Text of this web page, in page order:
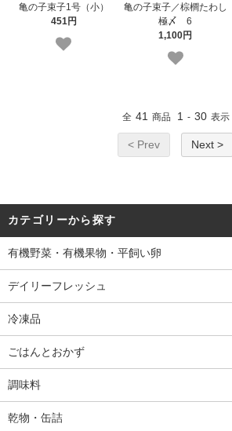
亀の子束子1号（小）
451円
亀の子束子／棕櫚たわし
極〆 6
1,100円
全 41 商品 1 - 30 表示
< Prev Next >
カテゴリーから探す
有機野菜・有機果物・平飼い卵
デイリーフレッシュ
冷凍品
ごはんとおかず
調味料
乾物・缶詰